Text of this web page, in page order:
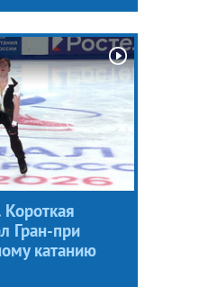
Гран-при
катанию